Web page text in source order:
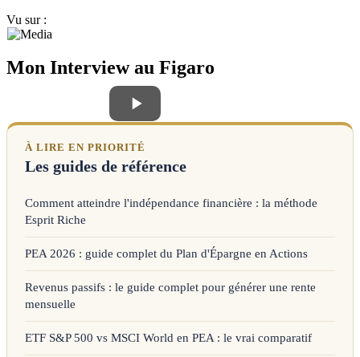
Vu sur :
Mon Interview au Figaro
À LIRE EN PRIORITÉ
Les guides de référence
Comment atteindre l'indépendance financière : la méthode
Esprit Riche
PEA 2026 : guide complet du Plan d'Épargne en Actions
Revenus passifs : le guide complet pour générer une rente
mensuelle
ETF S&P 500 vs MSCI World en PEA : le vrai comparatif